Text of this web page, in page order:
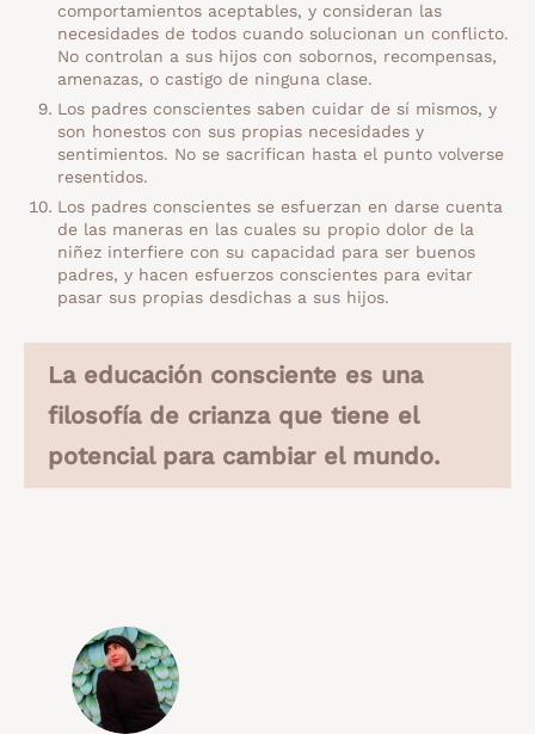
comportamientos aceptables, y consideran las
necesidades de todos cuando solucionan un conflicto.
No controlan a sus hijos con sobornos, recompensas,
amenazas, o castigo de ninguna clase.
Los padres conscientes saben cuidar de sí mismos, y
son honestos con sus propias necesidades y
sentimientos. No se sacrifican hasta el punto volverse
resentidos.
Los padres conscientes se esfuerzan en darse cuenta
de las maneras en las cuales su propio dolor de la
niñez interfiere con su capacidad para ser buenos
padres, y hacen esfuerzos conscientes para evitar
pasar sus propias desdichas a sus hijos.
La educación consciente es una
filosofía de crianza que tiene el
potencial para cambiar el mundo.